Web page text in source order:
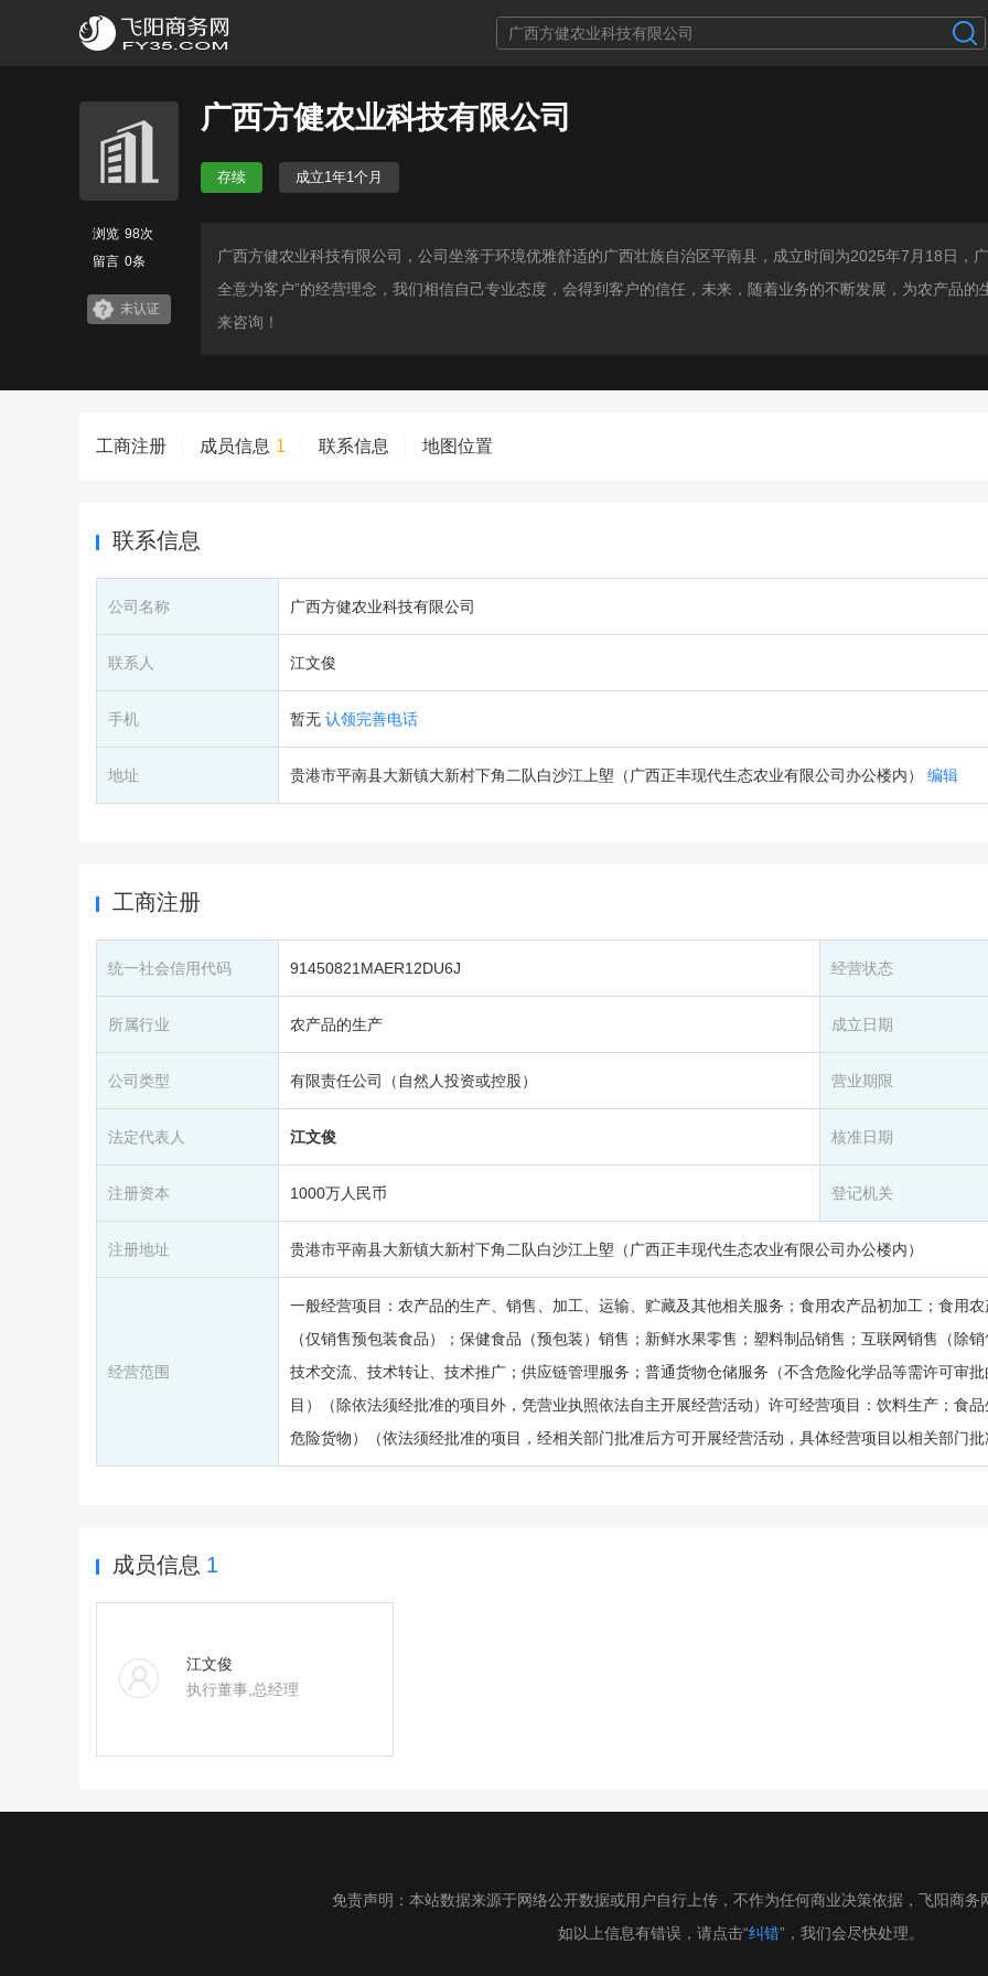
广西方健农业科技有限公司
存续 成立1年1个月
浏览 98次
留言 0条
未认证
广西方健农业科技有限公司，公司坐落于环境优雅舒适的广西壮族自治区平南县，成立时间为2025年7月18日，
全意为客户”的经营理念，我们相信自己专业态度，会得到客户的信任，未来，随着业务的不断发展，为农产品
来咨询！
工商注册 成员信息 1 联系信息 地图位置
联系信息
公司名称 广西方健农业科技有限公司
联系人 江文俊
手机 暂无 认领完善电话
地址 贵港市平南县大新镇大新村下角二队白沙江上塱（广西正丰现代生态农业有限公司办公楼内） 编辑
工商注册
统一社会信用代码 91450821MAER12DU6J 经营状态
所属行业 农产品的生产 成立日期
公司类型 有限责任公司（自然人投资或控股） 营业期限
法定代表人 江文俊 核准日期
注册资本 1000万人民币 登记机关
注册地址 贵港市平南县大新镇大新村下角二队白沙江上塱（广西正丰现代生态农业有限公司办公楼内）
经营范围
一般经营项目：农产品的生产、销售、加工、运输、贮藏及其他相关服务；食用农产品初加工；食用
（仅销售预包装食品）；保健食品（预包装）销售；新鲜水果零售；塑料制品销售；互联网销售（除
技术交流、技术转让、技术推广；供应链管理服务；普通货物仓储服务（不含危险化学品等需许可审
目）（除依法须经批准的项目外，凭营业执照依法自主开展经营活动）许可经营项目：饮料生产；食
危险货物）（依法须经批准的项目，经相关部门批准后方可开展经营活动，具体经营项目以相关部门
成员信息 1
江文俊
执行董事,总经理
免责声明：本站数据来源于网络公开数据或用户自行上传，不作为任何商业决策依据，飞阳商务
如以上信息有错误，请点击“纠错”，我们会尽快处理。